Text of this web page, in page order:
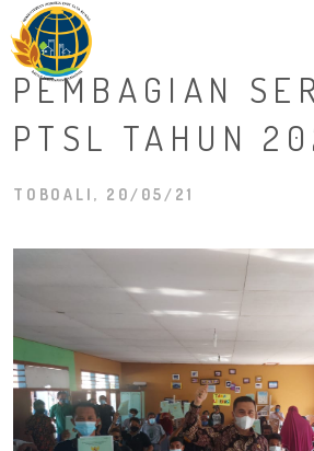
PEMBAGIAN
PTSL TAHUN
TOBOALI, 20/05/21